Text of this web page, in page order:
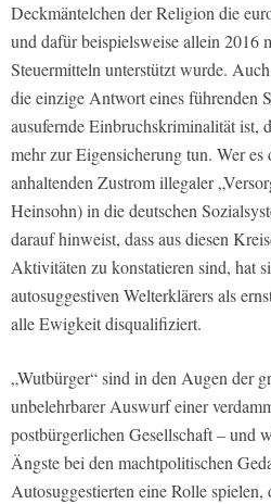
Deckmäntelchen der Religion die
und dafür beispielsweise allein
Steuermitteln unterstützt wurde.
die einzige Antwort eines führenden
ausufernde Einbruchskriminalität ist,
mehr zur Eigensicherung tun. Wer
anhaltenden Zustrom illegaler
Heinsohn) in die deutschen
darauf hinweist, dass aus diesen
Aktivitäten zu konstatieren sind, hat
autosuggestiven Welterklärers als
alle Ewigkeit disqualifiziert.
„Wutbürger“ sind in den Augen der
unbelehrbarer Auswurf einer
postbürgerlichen Gesellschaft – und
Ängste bei den machtpolitischen
Autosuggestierten eine Rolle